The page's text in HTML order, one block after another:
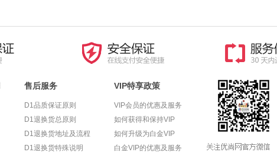
售后服务
D1品质保证原则
D1退换货总原则
D1退换货地址及流程
D1退换货特殊说明
VIP特享政策
VIP会员的优惠及服务
如何获得和保持VIP
如何升级为白金VIP
白金VIP的优惠及服务